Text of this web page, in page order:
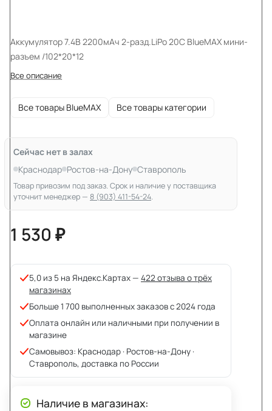
Аккумулятор 7.4В 2200мАч 2-разд.LiPo 20С BlueMAX мини-
разъем /102*20*12
Все описание
Все товары BlueMAX Все товары категории
Сейчас нет в залах
Краснодар Ростов-на-Дону Ставрополь
Товар привозим под заказ. Срок и наличие у поставщика
уточнит менеджер — 8 (903) 411-54-24.
1 530 ₽
5,0 из 5 на Яндекс.Картах — 422 отзыва о трёх
магазинах
Больше 1 700 выполненных заказов с 2024 года
Оплата онлайн или наличными при получении в
магазине
Самовывоз: Краснодар · Ростов-на-Дону ·
Ставрополь, доставка по России
Наличие в магазинах: